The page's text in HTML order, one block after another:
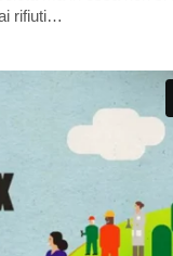
rifiuti…